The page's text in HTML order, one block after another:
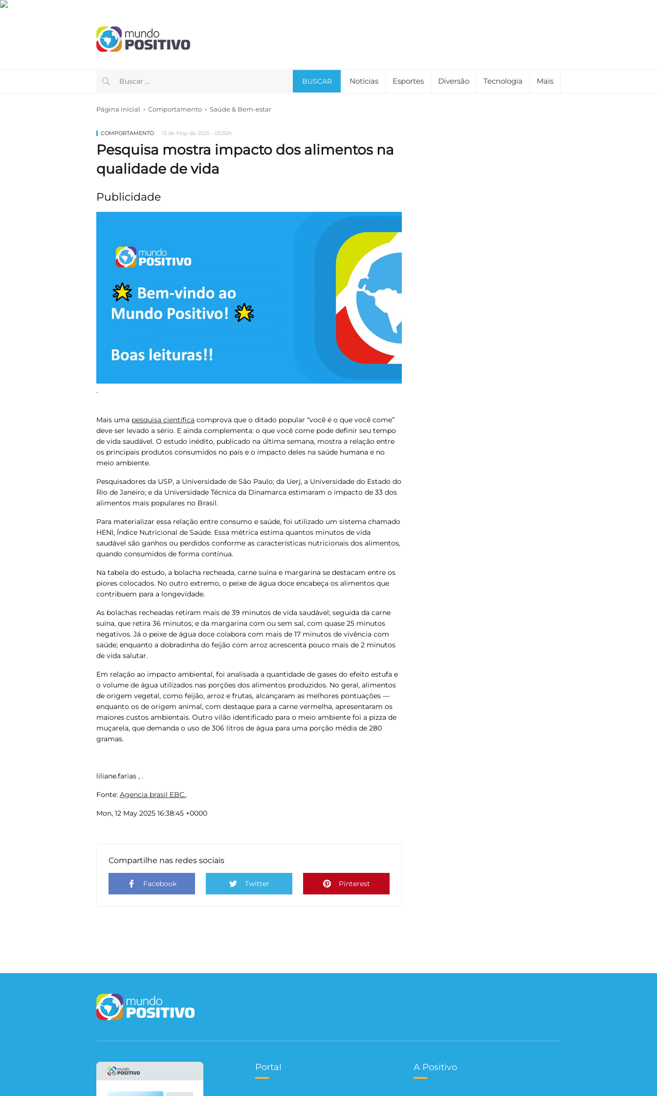
BUSCAR Notícias Esportes Diversão Tecnologia Mais
Página inicial › Comportamento › Saúde & Bem-estar
COMPORTAMENTO 13 de May de 2025 - 05:30h
Pesquisa mostra impacto dos alimentos na
qualidade de vida
Publicidade
.
Mais uma pesquisa científica comprova que o ditado popular “você é o que você come”
deve ser levado a sério. E ainda complementa: o que você come pode definir seu tempo
de vida saudável. O estudo inédito, publicado na última semana, mostra a relação entre
os principais produtos consumidos no país e o impacto deles na saúde humana e no
meio ambiente.
Pesquisadores da USP, a Universidade de São Paulo; da Uerj, a Universidade do Estado do
Rio de Janeiro; e da Universidade Técnica da Dinamarca estimaram o impacto de 33 dos
alimentos mais populares no Brasil.
Para materializar essa relação entre consumo e saúde, foi utilizado um sistema chamado
HENI, Índice Nutricional de Saúde. Essa métrica estima quantos minutos de vida
saudável são ganhos ou perdidos conforme as características nutricionais dos alimentos,
quando consumidos de forma contínua.
Na tabela do estudo, a bolacha recheada, carne suína e margarina se destacam entre os
piores colocados. No outro extremo, o peixe de água doce encabeça os alimentos que
contribuem para a longevidade.
As bolachas recheadas retiram mais de 39 minutos de vida saudável; seguida da carne
suína, que retira 36 minutos; e da margarina com ou sem sal, com quase 25 minutos
negativos. Já o peixe de água doce colabora com mais de 17 minutos de vivência com
saúde; enquanto a dobradinha do feijão com arroz acrescenta pouco mais de 2 minutos
de vida salutar.
Em relação ao impacto ambiental, foi analisada a quantidade de gases do efeito estufa e
o volume de água utilizados nas porções dos alimentos produzidos. No geral, alimentos
de origem vegetal, como feijão, arroz e frutas, alcançaram as melhores pontuações —
enquanto os de origem animal, com destaque para a carne vermelha, apresentaram os
maiores custos ambientais. Outro vilão identificado para o meio ambiente foi a pizza de
muçarela, que demanda o uso de 306 litros de água para uma porção média de 280
gramas.
liliane.farias , .
Fonte: Agencia brasil EBC..
Mon, 12 May 2025 16:38:45 +0000
Compartilhe nas redes sociais
Facebook Twitter Pinterest
Portal A Positivo